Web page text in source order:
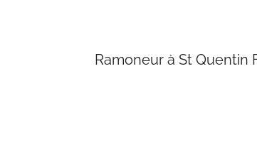
Ramoneur à St Quentin